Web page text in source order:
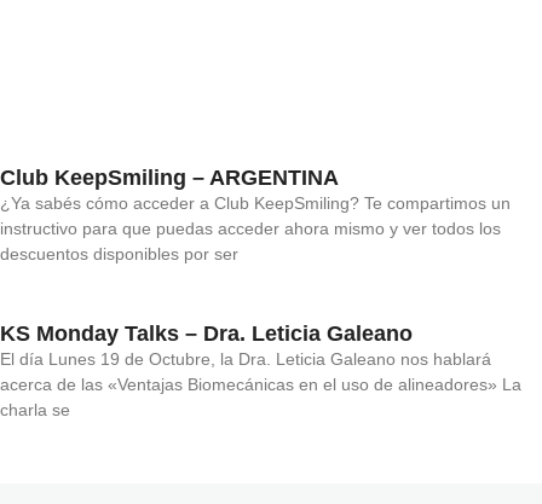
Club KeepSmiling – ARGENTINA
¿Ya sabés cómo acceder a Club KeepSmiling? Te compartimos un
instructivo para que puedas acceder ahora mismo y ver todos los
descuentos disponibles por ser
KS Monday Talks – Dra. Leticia Galeano
El día Lunes 19 de Octubre, la Dra. Leticia Galeano nos hablará
acerca de las «Ventajas Biomecánicas en el uso de alineadores» La
charla se